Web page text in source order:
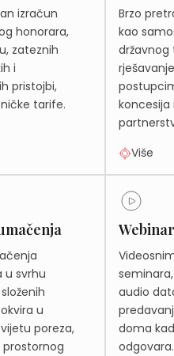
izračun
honorara,
zateznih
i
pristojbi,
tarife.
Brzo
kao
državnog
Više
u svrhu
u
poreza,
prostornog
audio
doma
odgovara.